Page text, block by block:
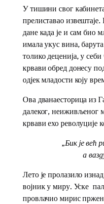
У тишини свог
прелиставао
дане када је и сам био
имала укус вина,
толико деценија, у
крвави обред донесу
одјек младости коју
Ова дванаесторица из
далеког, неиживљеног
крвави ехо револуције
„Бик је већ
а
Лето је пролазило
војник у миру. Уске
провлачио мирис